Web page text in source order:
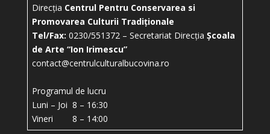
Direcția Centrul Pentru Conservarea si
Promovarea Culturii Tradiționale
Tel/Fax: 0230/551372 – Secretariat Direcția Școala
de Arte “Ion Irimescu”
contact@centrulculturalbucovina.ro
Programul de lucru
Luni – Joi 8 – 16:30
Vineri 8 – 14:00